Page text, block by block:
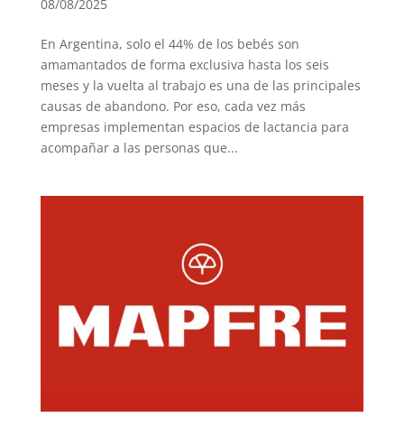
08/08/2025
En Argentina, solo el 44% de los bebés son
amamantados de forma exclusiva hasta los seis
meses y la vuelta al trabajo es una de las principales
causas de abandono. Por eso, cada vez más
empresas implementan espacios de lactancia para
acompañar a las personas que...